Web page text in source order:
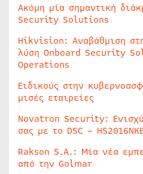
Ακόμη μία σημαντική
Security Solutions
Hikvision: Αναβάθμιση
λύση Onboard Security
Operations
Ειδικούς στην
μισές εταιρείες
Novatron Security:
σας με το DSC –
Rakson S.A.: Μία νέα
από την Golmar